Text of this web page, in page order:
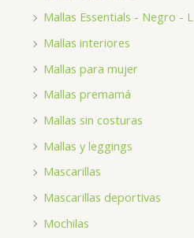
Mallas Essentials - Negro - L
Mallas interiores
Mallas para mujer
Mallas premamá
Mallas sin costuras
Mallas y leggings
Mascarillas
Mascarillas deportivas
Mochilas